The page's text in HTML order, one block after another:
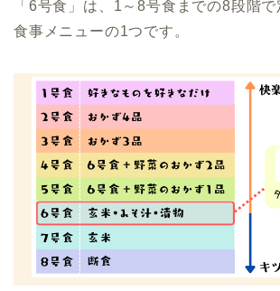
「6号食」は、1～8号食までの8段階
食事メニューの1つです。